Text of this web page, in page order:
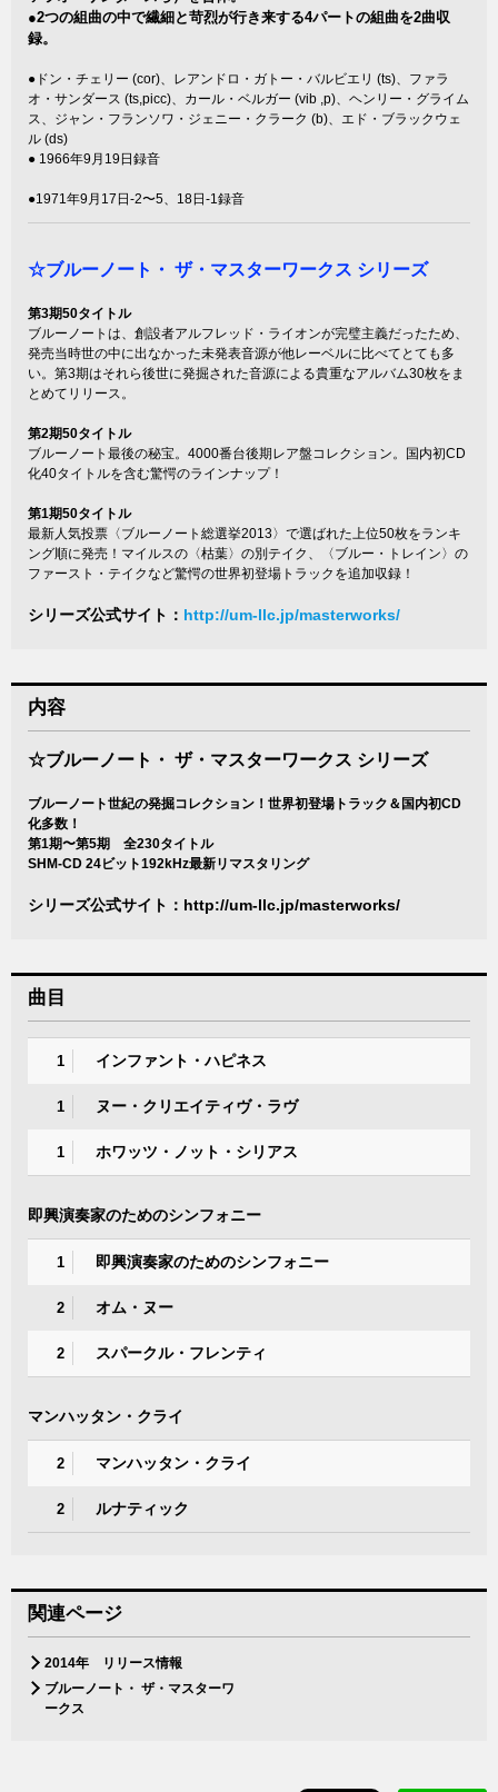
●2つの組曲の中で繊細と苛烈が行き来する4パートの組曲を2曲収
録。
●ドン・チェリー (cor)、レアンドロ・ガトー・バルビエリ (ts)、ファラ
オ・サンダース (ts,picc)、カール・ベルガー (vib ,p)、ヘンリー・グライム
ス、ジャン・フランソワ・ジェニー・クラーク (b)、エド・ブラックウェ
ル (ds)
● 1966年9月19日録音
●1971年9月17日-2〜5、18日-1録音
☆ブルーノート・ ザ・マスターワークス シリーズ
第3期50タイトル
ブルーノートは、創設者アルフレッド・ライオンが完璧主義だったため、
発売当時世の中に出なかった未発表音源が他レーベルに比べてとても多
い。第3期はそれら後世に発掘された音源による貴重なアルバム30枚をま
とめてリリース。
第2期50タイトル
ブルーノート最後の秘宝。4000番台後期レア盤コレクション。国内初CD
化40タイトルを含む驚愕のラインナップ！
第1期50タイトル
最新人気投票〈ブルーノート総選挙2013〉で選ばれた上位50枚をランキ
ング順に発売！マイルスの〈枯葉〉の別テイク、〈ブルー・トレイン〉の
ファースト・テイクなど驚愕の世界初登場トラックを追加収録！
シリーズ公式サイト： http://um-llc.jp/masterworks/
内容
☆ブルーノート・ ザ・マスターワークス シリーズ
ブルーノート世紀の発掘コレクション！世界初登場トラック＆国内初CD
化多数！
第1期〜第5期 全230タイトル
SHM-CD 24ビット192kHz最新リマスタリング
シリーズ公式サイト： http://um-llc.jp/masterworks/
曲目
1 インファント・ハピネス
1 ヌー・クリエイティヴ・ラヴ
1 ホワッツ・ノット・シリアス
即興演奏家のためのシンフォニー
1 即興演奏家のためのシンフォニー
2 オム・ヌー
2 スパークル・フレンティ
マンハッタン・クライ
2 マンハッタン・クライ
2 ルナティック
関連ページ
2014年 リリース情報
ブルーノート・ ザ・マスターワ
ークス